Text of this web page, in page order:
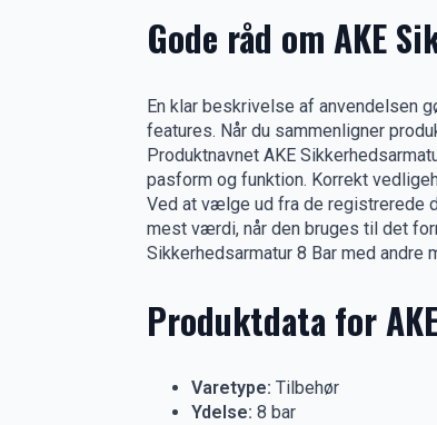
Gode råd om AKE
En klar beskrivelse af anvendelsen
features. Når du sammenligner
Produktnavnet AKE
pasform og funktion. Korrekt
Ved at vælge ud fra de registrerede
mest værdi, når den bruges til det
Sikkerhedsarmatur 8 Bar med andre
Produktdata for
Varetype: Tilbehør
Ydelse: 8 bar